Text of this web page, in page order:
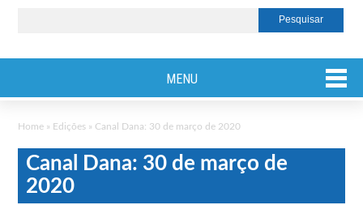
MENU
Home » Edições » Canal Dana: 30 de março de 2020
Canal Dana: 30 de março de
2020